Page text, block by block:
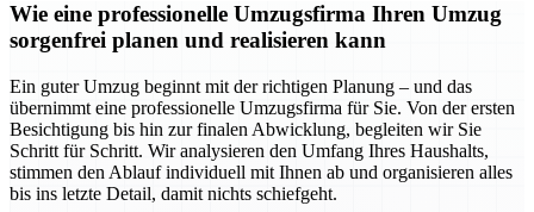
Wie eine professionelle Umzugsfirma Ihren Umzug
sorgenfrei planen und realisieren kann
Ein guter Umzug beginnt mit der richtigen Planung – und das
übernimmt eine professionelle Umzugsfirma für Sie. Von der ersten
Besichtigung bis hin zur finalen Abwicklung, begleiten wir Sie
Schritt für Schritt. Wir analysieren den Umfang Ihres Haushalts,
stimmen den Ablauf individuell mit Ihnen ab und organisieren alles
bis ins letzte Detail, damit nichts schiefgeht.